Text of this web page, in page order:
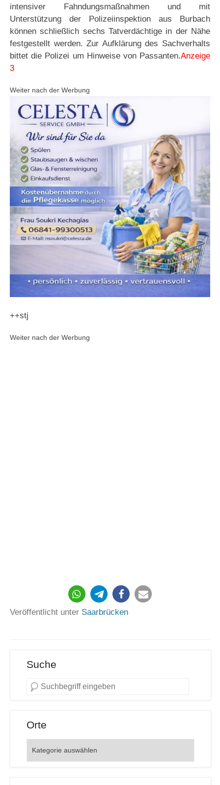
intensiver Fahndungsmaßnahmen und mit
Unterstützung der Polizeiinspektion aus Burbach
können schließlich sechs Tatverdächtige in der Nähe
festgestellt werden. Zur Aufklärung des Sachverhalts
bittet die Polizei um Hinweise von Passanten.Anzeige
3
Weiter nach der Werbung
++stj
Weiter nach der Werbung
2027
Veröffentlicht unter Saarbrücken
Suche
Orte